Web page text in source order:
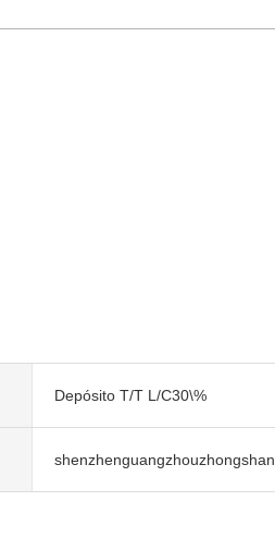
Depósito T/T L/C30\%
shenzhenguangzhouzhongshan